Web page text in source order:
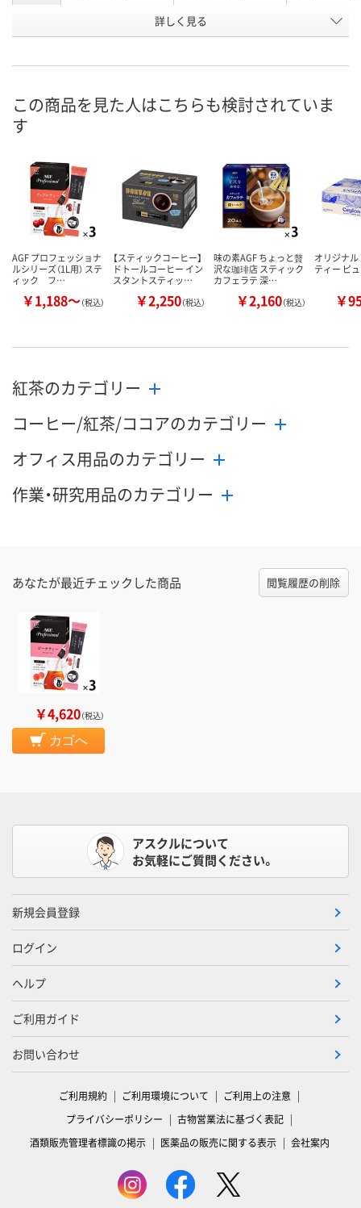
RJ15690 RJ15699
8月11日（火）
カゴへ カゴへ
詳しく見る
この商品を見た人はこちらも検討されていま
す
AGF プロフェッショナ
ルシリーズ（1L用） ステ
ィック フ…
￥1,188～（税込）
【スティックコーヒー】
ドトールコーヒー イン
スタントスティッ…
￥2,250（税込）
味の素AGF ちょっと贅
沢な珈琲店 スティック
カフェラテ 深…
￥2,160（税込）
オリジナ
ティー ピ
￥
紅茶のカテゴリー
コーヒー/紅茶/ココアのカテゴリー
オフィス用品のカテゴリー
作業・研究用品のカテゴリー
あなたが最近チェックした商品 閲覧履歴の削除
￥4,620（税込）
カゴへ
アスクルについて
お気軽にご質問ください。
新規会員登録
ログイン
ヘルプ
ご利用ガイド
お問い合わせ
ご利用規約 ご利用環境について
ご利用上の注意
プライバシーポリシー
古物営業法に基づく表記
酒類販売管理者標識の掲示
医薬品の販売に関する表示 会社案内